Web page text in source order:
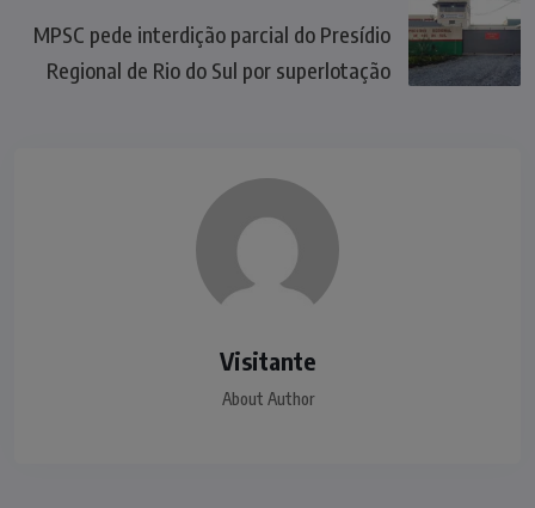
MPSC pede interdição parcial do Presídio
Regional de Rio do Sul por superlotação
Visitante
About Author